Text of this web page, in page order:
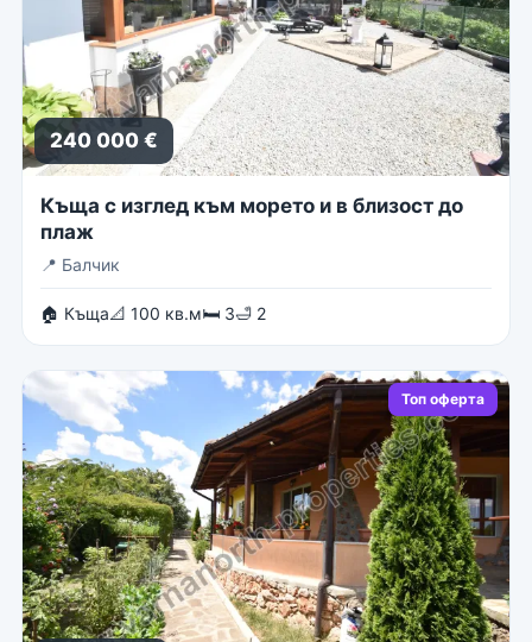
240 000 €
Къща с изглед към морето и в близост до
плаж
📍 Балчик
🏠 Къща📐 100 кв.м🛏 3🛁 2
Топ оферта